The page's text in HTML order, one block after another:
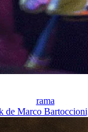
rama
de Marco